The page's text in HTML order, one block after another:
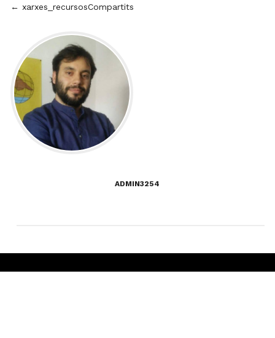
Post
navigation
← xarxes_recursosCompartits
ADMIN3254